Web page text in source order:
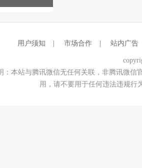
用户须知 市场合作 站内广告
：本站与腾讯微信无任何关联，非腾讯微信
用，请不要用于任何违法违规行